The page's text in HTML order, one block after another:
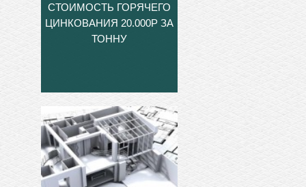
СТОИМОСТЬ ГОРЯЧЕГО
ЦИНКОВАНИЯ 20.000Р ЗА
ТОННУ